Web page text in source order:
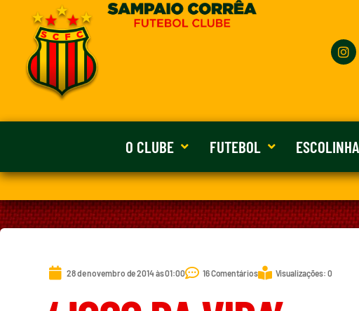
O CLUBE FUTEBOL ESCOLINHA
28 de novembro de 2014 às 01:00 16 Comentários Visualizações: 0